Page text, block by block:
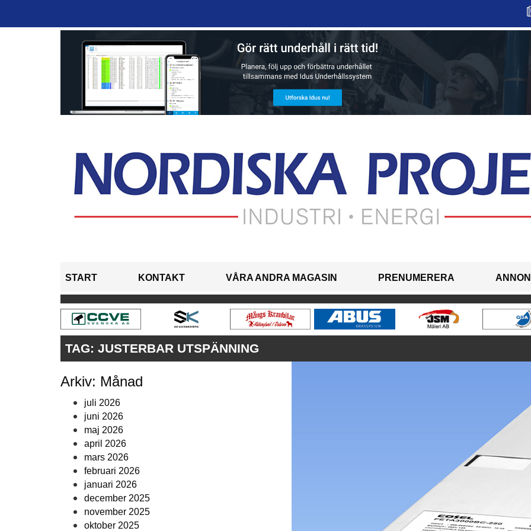
START KONTAKT VÅRA ANDRA MAGASIN PRENUMERERA
TAG: JUSTERBAR UTSPÄNNING
Arkiv: Månad
juli 2026
juni 2026
maj 2026
april 2026
mars 2026
februari 2026
januari 2026
december 2025
november 2025
oktober 2025